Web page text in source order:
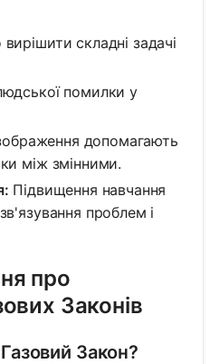
складні задачі
помилки у
допомагають
між змінними.
Підвищення навчання
проблем і
про
Законів
Закон?